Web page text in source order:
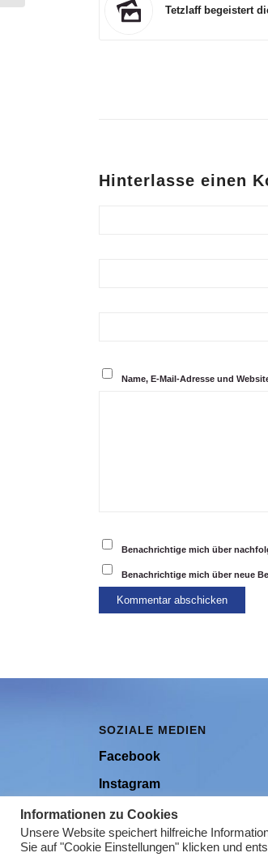
Tetzlaff begeistert
Hinterlasse einen
Name, E-Mail-Adresse und
Benachrichtige mich über
Benachrichtige mich über neue
SOZIALE MEDIEN
Facebook
Instagram
Youtube
Informationen zu Cookies
Unsere Website speichert hilfreiche
Sie auf "Cookie Einstellungen" klicken und